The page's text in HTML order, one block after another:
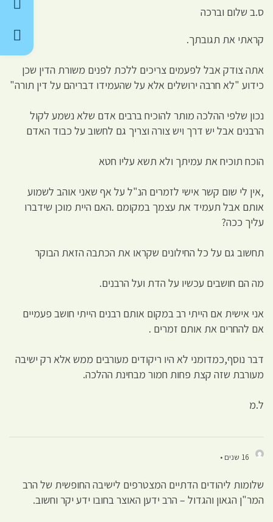
ס.ב שלום וברכה
קראתי את תגובתך.
אתה צודק אבל לפעמים צריכים ללכת לפנים משורת הדין שכן
כידוע "לא חרבה ירושלים אלא על שהעמידו דבריהם על דין תורה"
נכון שלפי ההלכה מותר להוכיח ברבים אדם שלא נשמע לקול
הרבנים אבל יש דרך ויש צורה וצריך גם לחשוב על כבוד האדם
הוכח תוכיח את עמיתך ולא תשא עליו חטא
,אין לי שום קשר אישי לזמרים הנ"ל על אף שאני אוהב לשמוע
אותם אבל תעמיד את עצמך במקומם .האם היית מוכן שידברו
עליך ככה?
תחשוב גם על כל החילונים שקראו את הכתבה הזאת הבוקר
מה הם חושבים עכשיו על הדת ועל הרבנים.
אני אישית אם הייתי רב במקום אותם רבנים הייתי חושב פעמיים
אם להחרים את אותם זמרים .
דבר נוסף,כמדומני לא היו ריקודים מעורבים ממש אלא רק ישיבה
מעורבת שזה קצת פחות חמור מבחינת ההלכה.
ל.מ
16 שנים •
שלומות ליהודים הדתיים המצטרפים לישיבה החופשית של הרב
המר"ן הגאון והגדול – הרב ידען האוצר בחובו ידע יקר וחשוב.